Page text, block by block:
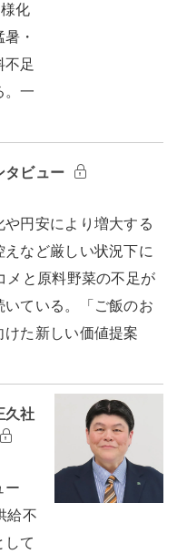
化
・
不足
。一
タビュー
円安により増大する
など厳しい状況下に
メと原料野菜の不足が
ている。「ご飯のお
た新しい価値提案
久社
ー
給不
して